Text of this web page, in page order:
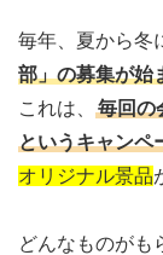
毎年、夏から冬
部」の募集が始
これは、
毎回の
というキャンペ
オリジナル景品
どんなものがも